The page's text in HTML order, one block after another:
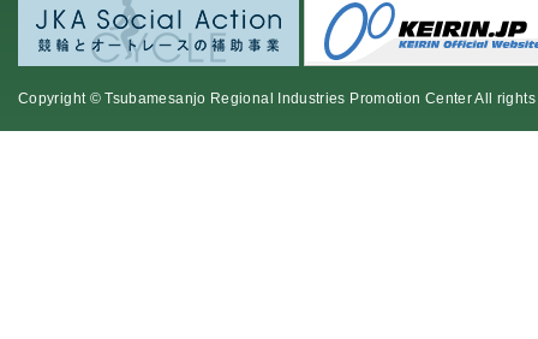
Copyright © Tsubamesanjo Regional Industries Promotion Center All